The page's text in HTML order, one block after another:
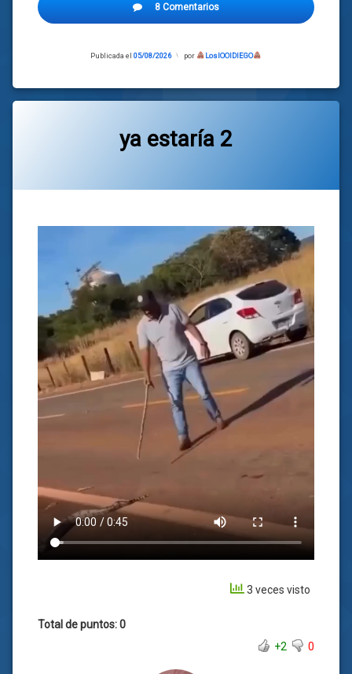
8 Comentarios
Publicada el05/08/2026
Actualizado
por LosIOOIDIEGO
ya estaría 2
3 veces visto
Total de puntos: 0
+2
0